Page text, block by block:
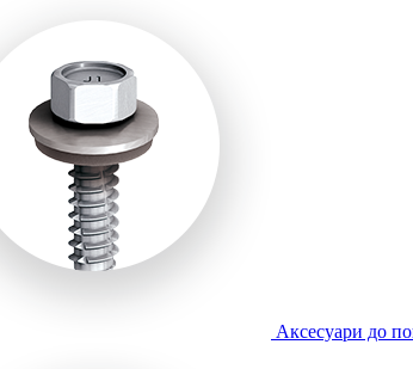
Аксесуари до